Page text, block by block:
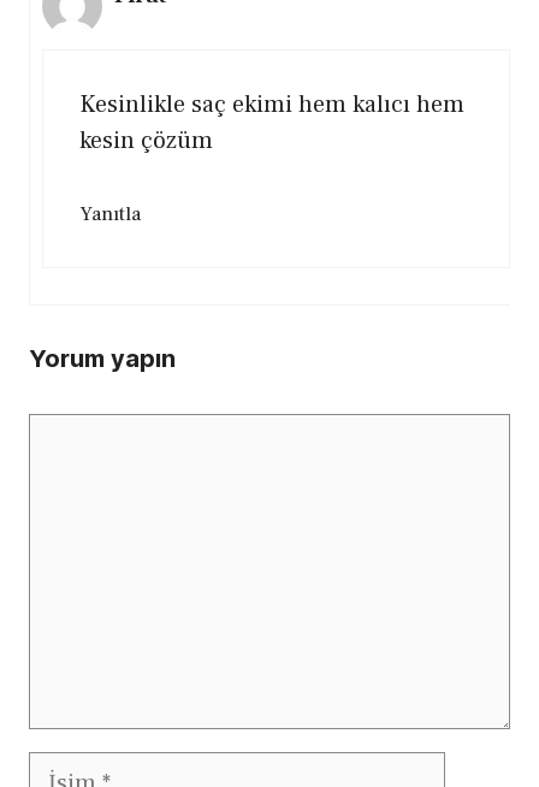
Kesinlikle saç ekimi hem kalıcı hem
kesin çözüm
Yanıtla
Yorum yapın
İsim